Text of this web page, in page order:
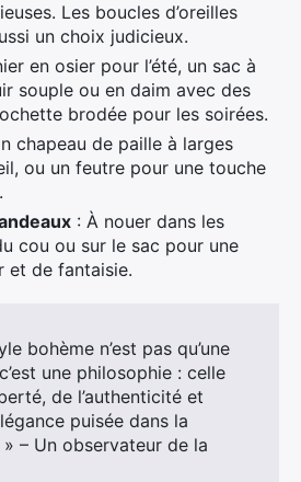
Les boucles d’oreilles
un choix judicieux.
en osier pour l’été, un sac à
souple ou en daim avec des
brodée pour les soirées.
chapeau de paille à larges
ou un feutre pour une touche
: À nouer dans les
cou ou sur le sac pour une
et de fantaisie.
bohème n’est pas qu’une
une philosophie : celle
de l’authenticité et
puisée dans la
» – Un observateur de la